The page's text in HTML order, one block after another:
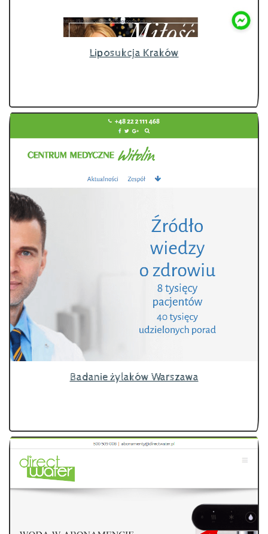
Liposukcja Kraków
Badanie żylaków Warszawa